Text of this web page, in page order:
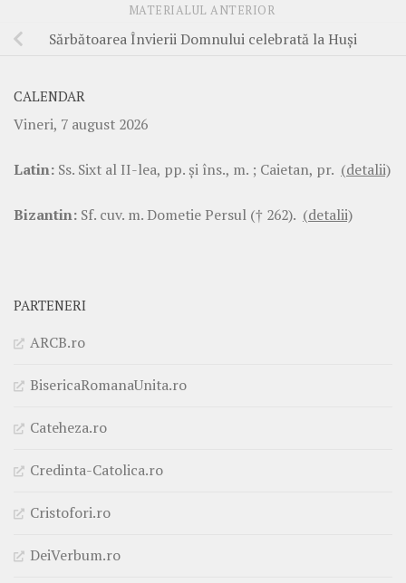
MATERIALUL ANTERIOR
Sărbătoarea Învierii Domnului celebrată la Huşi
CALENDAR
Vineri, 7 august 2026
Latin: Ss. Sixt al II-lea, pp. şi îns., m. ; Caietan, pr. (detalii)
Bizantin: Sf. cuv. m. Dometie Persul († 262). (detalii)
PARTENERI
ARCB.ro
BisericaRomanaUnita.ro
Cateheza.ro
Credinta-Catolica.ro
Cristofori.ro
DeiVerbum.ro